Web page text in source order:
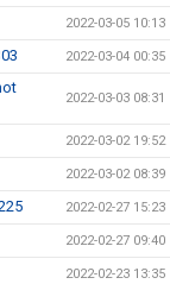
2022-03-05 10:13
2022-03-04 00:35
2022-03-03 08:31
2022-03-02 19:52
2022-03-02 08:39
2022-02-27 15:23
2022-02-27 09:40
2022-02-23 13:35